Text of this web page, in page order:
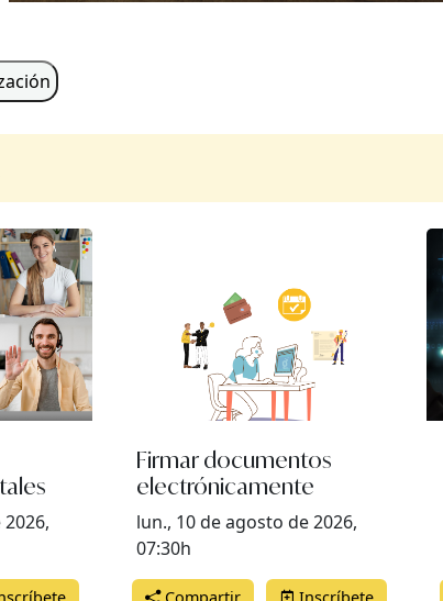
Firmar documentos
electrónicamente
lun., 10 de agosto de 2026,
07:30h